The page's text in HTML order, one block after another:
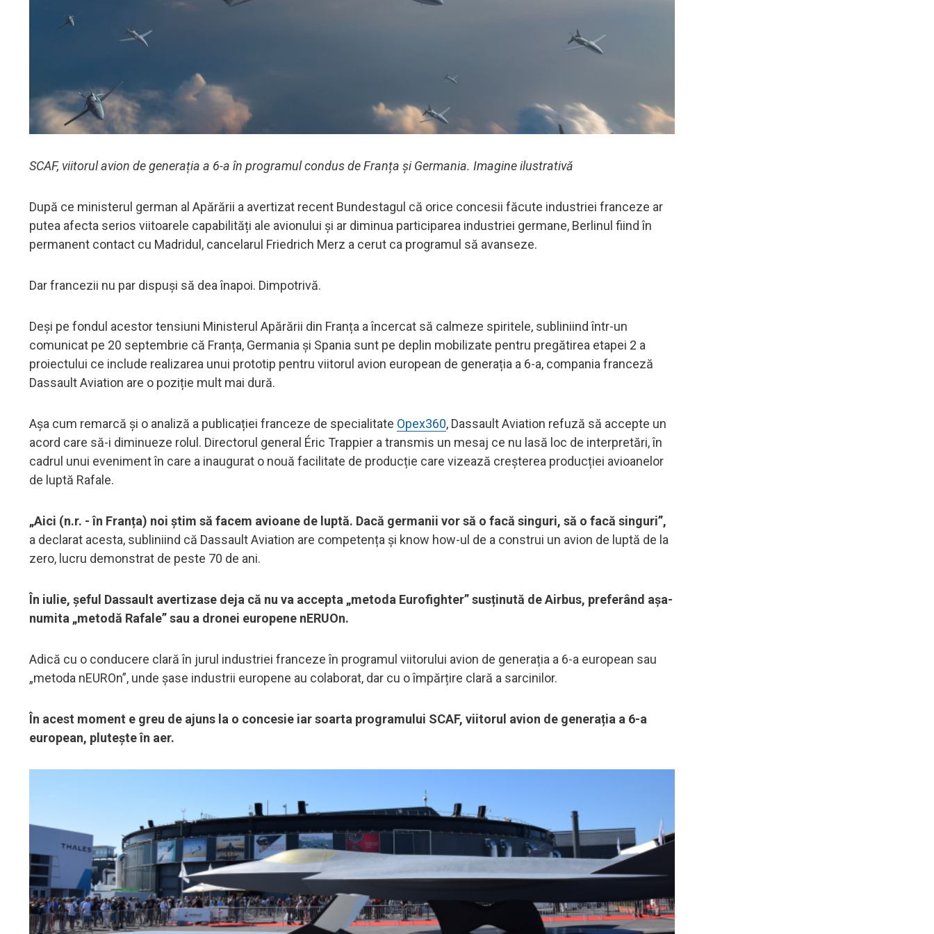
SCAF, viitorul avion de generația a 6-a în programul condus de Franța și Germania. Imagine ilustrativă
După ce ministerul german al Apărării a avertizat recent Bundestagul că orice concesii făcute industriei franceze ar
putea afecta serios viitoarele capabilități ale avionului și ar diminua participarea industriei germane, Berlinul fiind în
permanent contact cu Madridul, cancelarul Friedrich Merz a cerut ca programul să avanseze.
Dar francezii nu par dispuși să dea înapoi. Dimpotrivă.
Deși pe fondul acestor tensiuni Ministerul Apărării din Franța a încercat să calmeze spiritele, subliniind într-un
comunicat pe 20 septembrie că Franța, Germania și Spania sunt pe deplin mobilizate pentru pregătirea etapei 2 a
proiectului ce include realizarea unui prototip pentru viitorul avion european de generația a 6-a, compania franceză
Dassault Aviation are o poziție mult mai dură.
Așa cum remarcă și o analiză a publicației franceze de specialitate Opex360, Dassault Aviation refuză să accepte un
acord care să-i diminueze rolul. Directorul general Éric Trappier a transmis un mesaj ce nu lasă loc de interpretări, în
cadrul unui eveniment în care a inaugurat o nouă facilitate de producție care vizează creșterea producției avioanelor
de luptă Rafale.
„Aici (n.r. - în Franța) noi știm să facem avioane de luptă. Dacă germanii vor să o facă singuri, să o facă singuri”,
a declarat acesta, subliniind că Dassault Aviation are competența și know how-ul de a construi un avion de luptă de la
zero, lucru demonstrat de peste 70 de ani.
În iulie, șeful Dassault avertizase deja că nu va accepta „metoda Eurofighter” susținută de Airbus, preferând așa-
numita „metodă Rafale” sau a dronei europene nERUOn.
Adică cu o conducere clară în jurul industriei franceze în programul viitorului avion de generația a 6-a european sau
„metoda nEUROn”, unde șase industrii europene au colaborat, dar cu o împărțire clară a sarcinilor.
În acest moment e greu de ajuns la o concesie iar soarta programului SCAF, viitorul avion de generația a 6-a
european, plutește în aer.